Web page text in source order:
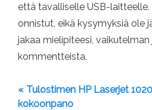
että tavalliselle USB-
onnistut, eikä kysymyksiä ole
jakaa mielipiteesi,
kommentteista.
« Tulostimen HP Laserjet
kokoonpano